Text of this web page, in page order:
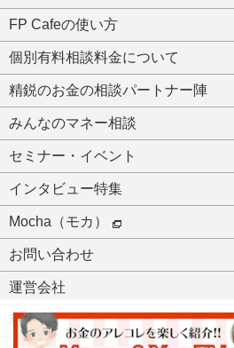
FP Cafeの使い方
個別有料相談料金について
精鋭のお金の相談パートナー陣
みんなのマネー相談
セミナー・イベント
インタビュー特集
Mocha（モカ）
お問い合わせ
運営会社
利用規約